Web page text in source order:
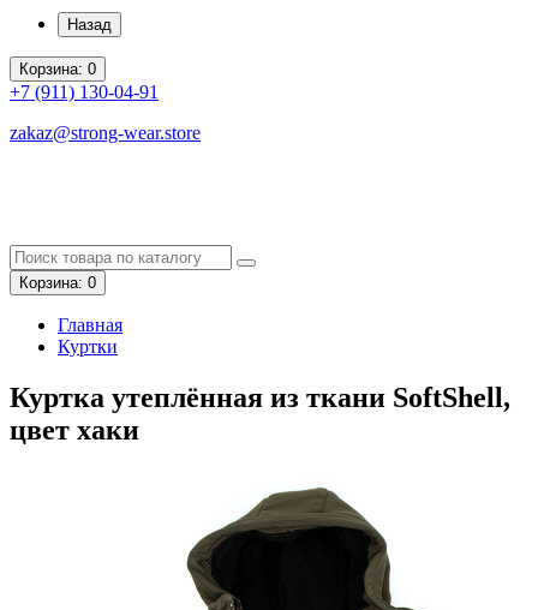
Назад
Корзина: 0
+7 (911) 130-04-91
zakaz@strong-wear.store
Корзина: 0
Главная
Куртки
Куртка утеплённая из ткани SoftShell,
цвет хаки